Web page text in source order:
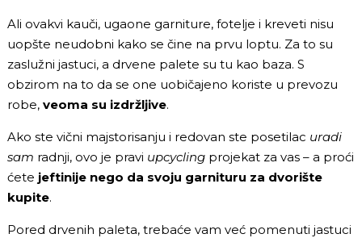
Ali ovakvi kauči, ugaone garniture, fotelje i kreveti nisu
uopšte neudobni kako se čine na prvu loptu. Za to su
zaslužni jastuci, a drvene palete su tu kao baza. S
obzirom na to da se one uobičajeno koriste u prevozu
robe, veoma su izdržljive.
Ako ste vični majstorisanju i redovan ste posetilac uradi
sam radnji, ovo je pravi upcycling projekat za vas – a proći
ćete jeftinije nego da svoju garnituru za dvorište
kupite.
Pored drvenih paleta, trebaće vam već pomenuti jastuci